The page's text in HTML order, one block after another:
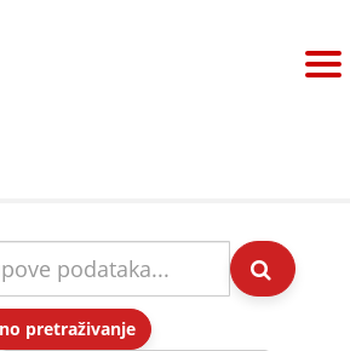
pretraživanje